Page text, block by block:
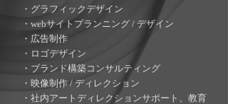
・グラフィックデザイン
・webサイトプランニング / デザイン
・広告制作
・ロゴデザイン​
・ブランド構築コンサルティング
・映像制作 / ディレクション
・社内アートディレクションサポート、教育